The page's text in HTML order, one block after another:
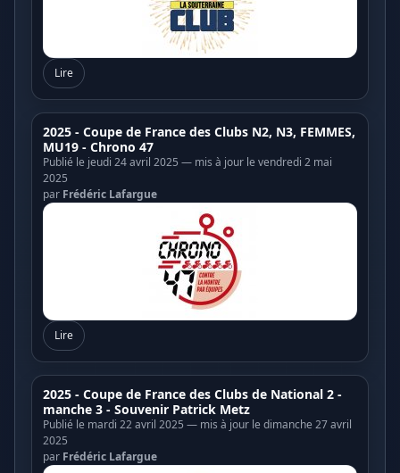
Lire
2025 - Coupe de France des Clubs N2, N3, FEMMES,
MU19 - Chrono 47
Publié le jeudi 24 avril 2025 — mis à jour le vendredi 2 mai
2025
par Frédéric Lafargue
Lire
2025 - Coupe de France des Clubs de National 2 -
manche 3 - Souvenir Patrick Metz
Publié le mardi 22 avril 2025 — mis à jour le dimanche 27 avril
2025
par Frédéric Lafargue